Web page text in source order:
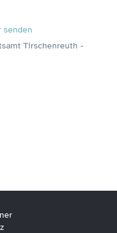
senden
Tirschenreuth -